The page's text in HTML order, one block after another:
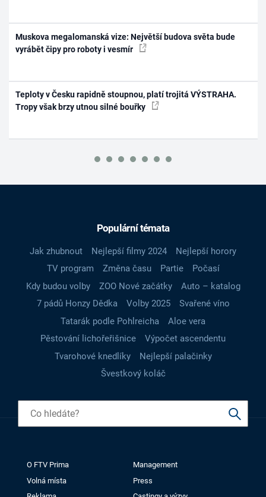
Muskova megalomanská vize: Největší budova světa bude
vyrábět čipy pro roboty i vesmír
Teploty v Česku rapidně stoupnou, platí trojitá VÝSTRAHA.
Tropy však brzy utnou silné bouřky
Populární témata
Jak zhubnout Nejlepší filmy 2024
Nejlepší horory
TV program
Změna času Partie
Počasí
Kdy budou volby
ZOO Nové začátky
Auto – katalog
7 pádů Honzy Dědka
Volby 2025
Svařené víno
Tatarák podle Pohlreicha
Aloe vera
Pěstování lichořeřišnice
Výpočet ascendentu
Tvarohové knedlíky
Nejlepší palačinky
Švestkový koláč
O FTV Prima
Management
Volná místa
Press